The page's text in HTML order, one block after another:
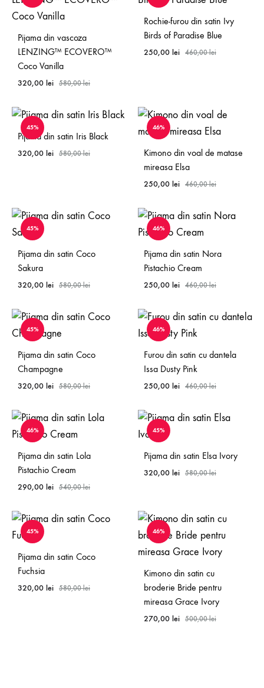
Pijama din vascoza
LENZING™ ECOVERO™
Coco Vanilla
320,00 lei 580,00lei
Rochie-furou din satin Ivy
Birds of Paradise Blue
250,00 lei 460,00lei
45%
Pijama din satin Iris Black
320,00 lei 580,00lei
46%
Kimono din voal de matase
mireasa Elsa
250,00 lei 460,00lei
45%
Pijama din satin Coco
Sakura
320,00 lei 580,00lei
46%
Pijama din satin Nora
Pistachio Cream
250,00 lei 460,00lei
45%
Pijama din satin Coco
Champagne
320,00 lei 580,00lei
46%
Furou din satin cu dantela
Issa Dusty Pink
250,00 lei 460,00lei
46%
Pijama din satin Lola
Pistachio Cream
290,00 lei 540,00lei
45%
Pijama din satin Elsa Ivory
320,00 lei 580,00lei
45%
Pijama din satin Coco
Fuchsia
320,00 lei 580,00lei
46%
Kimono din satin cu
broderie Bride pentru
mireasa Grace Ivory
270,00 lei 500,00lei